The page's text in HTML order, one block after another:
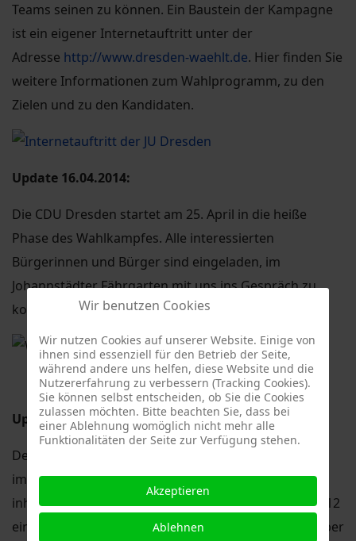
Teams seinen zu können. Ein Baustein der Kampagne
ist ein eigener Internetauftritt unter der
Adresse http://www.dresden-waehlt.de. Hier finden Sie
weitere Informationen zum Wahlprogramm, zu den
Zielen und zu den Kandidaten.
Update 16.04.2014:
Die CDU Dresden startet am 25. April in die heiße
Phase des Wahlkampfes. Alle interessierten
Bürgerinnen und Bürger sind eingeladen, im
Johannstädter Fährgarten mit uns ins Gespräch zu
kommen.
Update 02.12.2013:
Der 44. Kreisparteitag der Dresdner CDU stand ganz
im Zeichen der Kommunalwahl 2014. Neben
inhaltlichen Fragen wurden die Listenplätzen in den 12
einzelnen Wahlkreisen festgezurrt. Ich freue mich über
Wir benutzen Cookies
Wir nutzen Cookies auf unserer Website. Einige von
ihnen sind essenziell für den Betrieb der Seite,
während andere uns helfen, diese Website und die
Nutzererfahrung zu verbessern (Tracking Cookies).
Sie können selbst entscheiden, ob Sie die Cookies
zulassen möchten. Bitte beachten Sie, dass bei
einer Ablehnung womöglich nicht mehr alle
Funktionalitäten der Seite zur Verfügung stehen.
Akzeptieren
Ablehnen